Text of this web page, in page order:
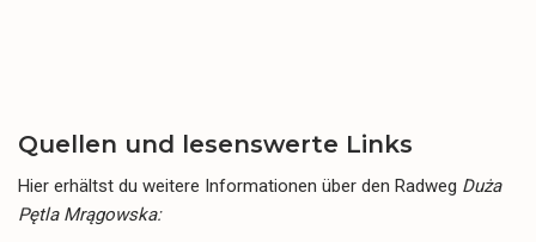
Quellen und lesenswerte Links
Hier erhältst du weitere Informationen über den Radweg Duża
Pętla Mrągowska: